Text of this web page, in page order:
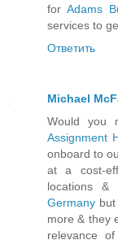
for Adams
services to
Ответить
Michael
Would you
Assignment
onboard to
at a cost-
locations &
Germany
more & they
relevance